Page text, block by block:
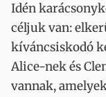
Idén
céljuk van:
kíváncsiskodó
Alice-nek és
vannak,